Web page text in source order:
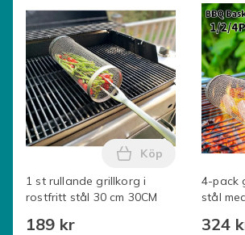
1 st rullande grillkorg i
rostfritt stål 30 cm 30CM
189 kr
Lägg till 1 st
Köp
4-pack
stål
324